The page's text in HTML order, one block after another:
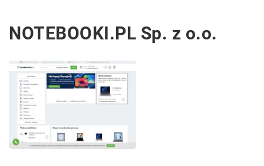
NOTEBOOKI.PL Sp. z o.o.